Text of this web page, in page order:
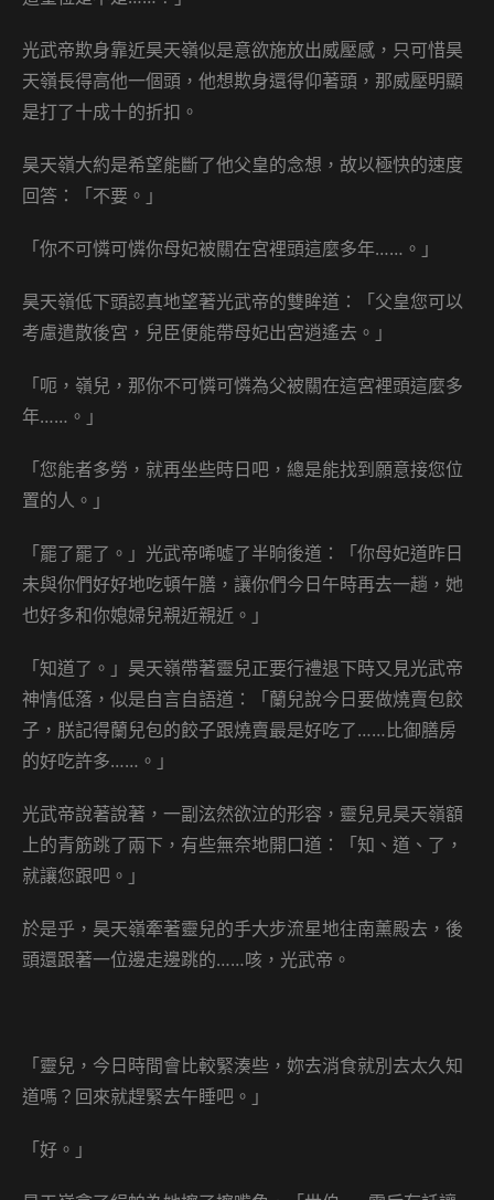
光武帝欺身靠近昊天嶺似是意欲施放出威壓感，只可惜昊
天嶺長得高他一個頭，他想欺身還得仰著頭，那威壓明顯
是打了十成十的折扣。
昊天嶺大約是希望能斷了他父皇的念想，故以極快的速度
回答：「不要。」
「你不可憐可憐你母妃被關在宮裡頭這麼多年……。」
昊天嶺低下頭認真地望著光武帝的雙眸道：「父皇您可以
考慮遣散後宮，兒臣便能帶母妃出宮逍遙去。」
「呃，嶺兒，那你不可憐可憐為父被關在這宮裡頭這麼多
年……。」
「您能者多勞，就再坐些時日吧，總是能找到願意接您位
置的人。」
「罷了罷了。」光武帝唏噓了半晌後道：「你母妃道昨日
未與你們好好地吃頓午膳，讓你們今日午時再去一趟，她
也好多和你媳婦兒親近親近。」
「知道了。」昊天嶺帶著靈兒正要行禮退下時又見光武帝
神情低落，似是自言自語道：「蘭兒說今日要做燒賣包餃
子，朕記得蘭兒包的餃子跟燒賣最是好吃了……比御膳房
的好吃許多……。」
光武帝說著說著，一副泫然欲泣的形容，靈兒見昊天嶺額
上的青筋跳了兩下，有些無奈地開口道：「知、道、了，
就讓您跟吧。」
於是乎，昊天嶺牽著靈兒的手大步流星地往南薰殿去，後
頭還跟著一位邊走邊跳的……咳，光武帝。
「靈兒，今日時間會比較緊湊些，妳去消食就別去太久知
道嗎？回來就趕緊去午睡吧。」
「好。」